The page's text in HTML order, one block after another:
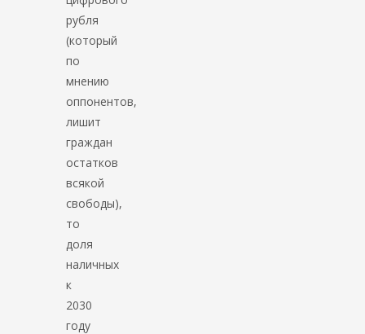
рубля
(который
по
мнению
оппонентов,
лишит
граждан
остатков
всякой
свободы),
то
доля
наличных
к
2030
году